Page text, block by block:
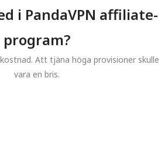
i PandaVPN affiliate-
program?
Att tjäna höga provisioner skulle
vara en bris.